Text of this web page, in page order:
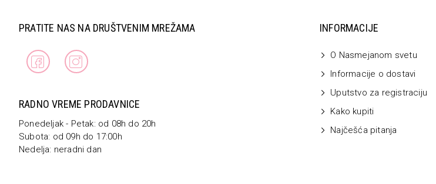
PRATITE NAS NA DRUŠTVENIM MREŽAMA
RADNO VREME PRODAVNICE
Ponedeljak - Petak: od 08h do 20h
Subota: od 09h do 17:00h
Nedelja: neradni dan
INFORMACIJE
O Nasmejanom svetu
Informacije o dostavi
Uputstvo za registraciju
Kako kupiti
Najčešća pitanja